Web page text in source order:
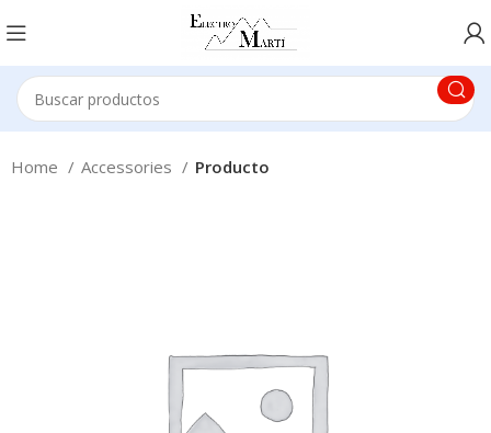
Home Accessories Producto